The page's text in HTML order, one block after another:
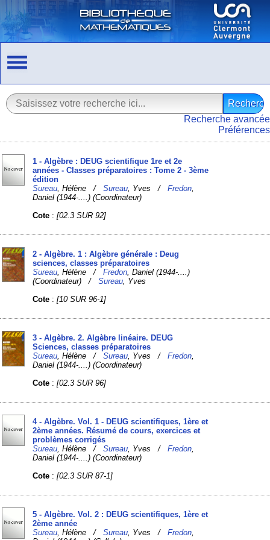
Recherche avancée
Préférences
1 - Algèbre : DEUG scientifique 1re et 2e
années - Classes préparatoires : Tome 2 - 3ème
édition
Sureau , Hélène /Sureau , Yves /Fredon
Daniel (1944-....) (Coordinateur)
Cote :[02.3 SUR 92]
2 - Algèbre. 1 : Algèbre générale : Deug
sciences, classes préparatoires
Sureau , Hélène /Fredon , Daniel (1944-....)
(Coordinateur) /Sureau , Yves
Cote :[10 SUR 96-1]
3 - Algèbre. 2. Algèbre linéaire. DEUG
Sciences, classes préparatoires
Sureau , Hélène /Sureau , Yves /Fredon
Daniel (1944-....) (Coordinateur)
Cote :[02.3 SUR 96]
4 - Algèbre. Vol. 1 - DEUG scientifiques, 1ère et
2ème années. Résumé de cours, exercices et
problèmes corrigés
Sureau , Hélène /Sureau , Yves /Fredon
Daniel (1944-....) (Coordinateur)
Cote :[02.3 SUR 87-1]
5 - Algèbre. Vol. 2 : DEUG scientifiques, 1ère et
2ème année
Sureau , Hélène /Sureau , Yves /Fredon